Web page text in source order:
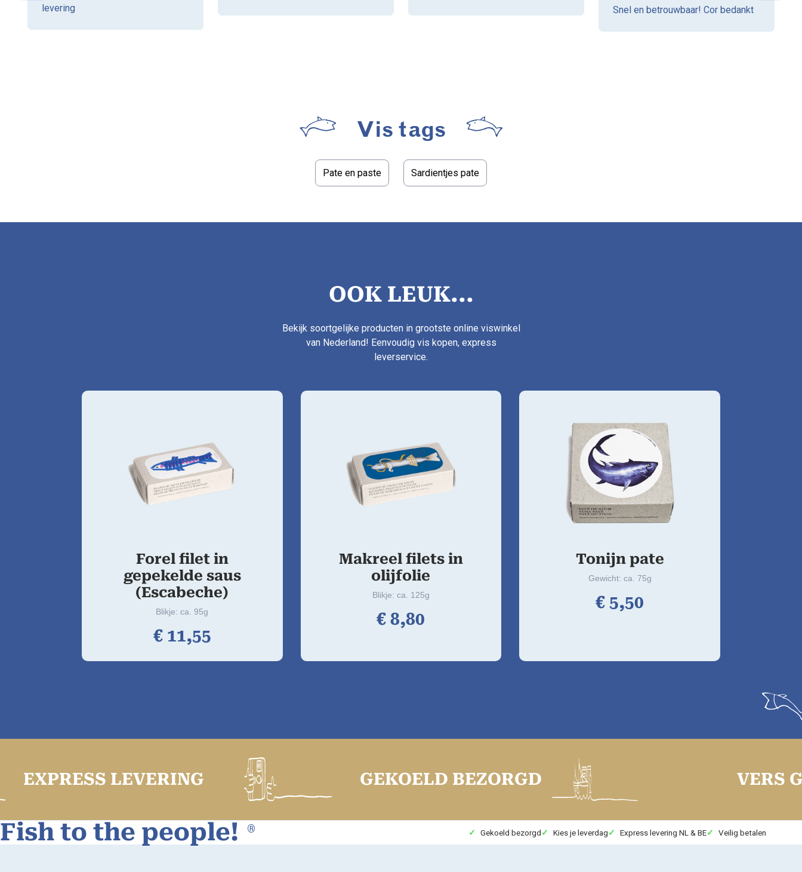
levering
Snel en betrouwbaar! Cor bedankt
Vis tags
Pate en paste Sardientjes pate
OOK LEUK...
Bekijk soortgelijke producten in grootste online viswinkel
van Nederland! Eenvoudig vis kopen, express
leverservice.
Forel filet in
gepekelde saus
(Escabeche)
Blikje: ca. 95g
€11,55
Makreel filets in
olijfolie
Blikje: ca. 125g
€ 8,80
Tonijn pate
Gewicht: ca. 75g
€ 5,50
LEVERING GEKOELD BEZORGD VERS
Fish to the people! ® Gekoeld bezorgd Kies je leverdag Express levering NL & BE Veilig betalen